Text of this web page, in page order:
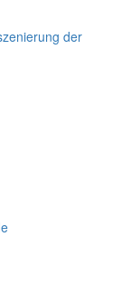
der